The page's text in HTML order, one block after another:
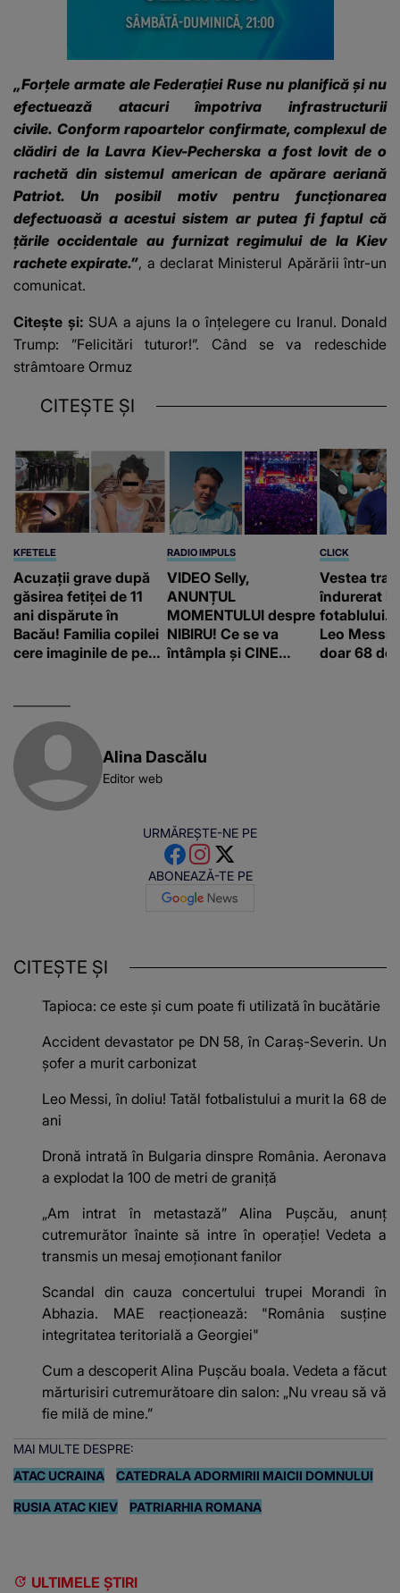
„Forţele armate ale Federaţiei Ruse nu planifică şi nu
efectuează atacuri împotriva infrastructurii
civile. Conform rapoartelor confirmate, complexul de
clădiri de la Lavra Kiev-Pecherska a fost lovit de o
rachetă din sistemul american de apărare aeriană
Patriot. Un posibil motiv pentru funcţionarea
defectuoasă a acestui sistem ar putea fi faptul că
ţările occidentale au furnizat regimului de la Kiev
rachete expirate.”, a declarat Ministerul Apărării într-un
comunicat.
Citește și: SUA a ajuns la o înțelegere cu Iranul. Donald
Trump: ”Felicitări tuturor!”. Când se va redeschide
strâmtoare Ormuz
CITEȘTE ȘI
KFETELE
Acuzații grave după
găsirea fetiței de 11
ani dispărute în
Bacău! Familia copilei
cere imaginile de pe
a mai dus sora mea...”
RADIO IMPULS
VIDEO Selly,
ANUNȚUL
MOMENTULUI despre
NIBIRU! Ce se va
întâmpla și CINE
CLICK
Vestea
îndurerat
fotablului.
Leo Messi
doar 68 de
Alina Dascălu
Editor web
URMĂREȘTE-NE PE
ABONEAZĂ-TE PE
CITEȘTE ȘI
Tapioca: ce este și cum poate fi utilizată în bucătărie
Accident devastator pe DN 58, în Caraș-Severin. Un
șofer a murit carbonizat
Leo Messi, în doliu! Tatăl fotbalistului a murit la 68 de
ani
Dronă intrată în Bulgaria dinspre România. Aeronava
a explodat la 100 de metri de graniță
„Am intrat în metastază” Alina Pușcău, anunț
cutremurător înainte să intre în operație! Vedeta a
transmis un mesaj emoționant fanilor
Scandal din cauza concertului trupei Morandi în
Abhazia. MAE reacționează: "România susține
integritatea teritorială a Georgiei"
Cum a descoperit Alina Pușcău boala. Vedeta a făcut
mărturisiri cutremurătoare din salon: „Nu vreau să vă
fie milă de mine.”
MAI MULTE DESPRE:
ATAC UCRAINA
CATEDRALA ADORMIRII MAICII DOMNULUI
RUSIA ATAC KIEV PATRIARHIA ROMANA
ULTIMELE ȘTIRI